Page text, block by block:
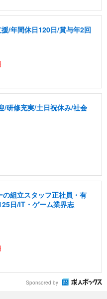
/年間休日120日/賞与年2回
/研修充実/土日祝休み/社会
組立スタッフ正社員・有
日/IT・ゲーム業界志
Sponsored by